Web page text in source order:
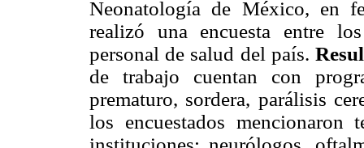
Neonatología de México, en
realizó una encuesta entre
personal de salud del país.
de trabajo cuentan con
prematuro, sordera, parálisis
los encuestados mencionaron